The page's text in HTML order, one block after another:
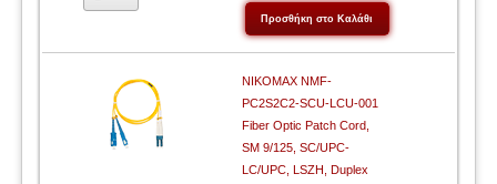
NIKOMAX NMF-
PC2S2C2-SCU-LCU-001
Fiber Optic Patch Cord,
SM 9/125, SC/UPC-
LC/UPC, LSZH, Duplex